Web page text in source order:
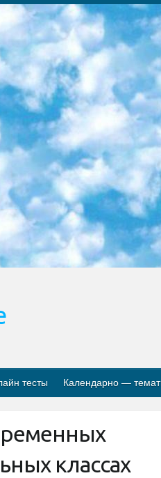
предметам запланирована итоговая государственная аттестация за день до дня, путем жеребьевки Рабочей группой (в письменной форме по предметам, проводимым в форме) из числа сформированных вариантов выбрано 2 варианта; 2 выбранных варианта экзамена анонсированы на официальном сайте министерства и все выпускники по всей стране на основе этих вариантов проводит итоговую государственную аттестацию. 6. Государственное образование учащихся средних общеобразовательных учреждений. знания в соответствии с квалификационными требованиями, которые необходимо приобрести на основании стандартов итоговый (выпускной) контроль для 9 и 11 классов в целях тестирования Экзамены (далее – экзамены) состоят из предметов, перечисленных в приложении 1. будет сделано. 7. Экзамены пройдут с 26 мая по 15 июня 2024 г. (кроме науки физического воспитания). 8. Физическая для учащихся 9 классов общесредних образовательных учреждений. Экзамены по предмету «Образование, квалификация медицина» 1-6 мая 2024 года. сотрудники перевести под присмотр (с отклонениями в физическом или умственном развитии) специализированная школа для детей, школы-интернаты и со сколиозом школы-интернаты санаторного типа для больных детей исключены). 9. Он был слепым, слабовидящим и имел нарушения опорно-двигательного аппарата. экзамены в специализированных школах и интернатах для детей должны проводиться исходя из требований, предъявляемых к общеобразовательным учреждениям (физкультура кроме науки). 10. Специализированная школа для глухих и слабослышащих детей. и экзамены в интернатах и быть реализован в виде письменного теста по математике. 11. Специальность для умственно отсталых детей. Для 9 класса Родной язык и литературное письмо Государственный язык (язык обучения – узбекский). для неклассов) написано Математическое письмо Письменная/устная история Узбекистана Физическое воспитание практично Итоговый контроль Для 11 класса Написание родного языка и литературы (эссе) Математическое письмо Узбекский язык (обучение на узбекском языке) не посещающее общее среднее образование для учреждений)/Образовательное учреждение выбор письменный и устный Иностранный язык письменный/устный Письменная/устная история
тесты Календарно —
классах